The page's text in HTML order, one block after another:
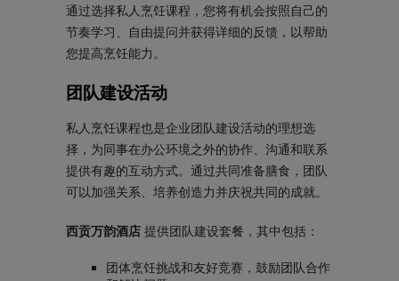
通过选择私人烹饪课程，您将有机会按照自己的
节奏学习、自由提问并获得详细的反馈，以帮助
您提高烹饪能力。
团队建设活动
私人烹饪课程也是企业团队建设活动的理想选
择，为同事在办公环境之外的协作、沟通和联系
提供有趣的互动方式。通过共同准备膳食，团队
可以加强关系、培养创造力并庆祝共同的成就。
西贡万韵酒店 提供团队建设套餐，其中包括：
团体烹饪挑战和友好竞赛，鼓励团队合作